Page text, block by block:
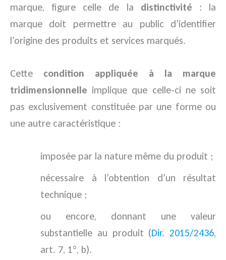
marque, figure celle de la distinctivité : la
marque doit permettre au public d’identifier
l’origine des produits et services marqués.
Cette condition appliquée à la marque
tridimensionnelle implique que celle-ci ne soit
pas exclusivement constituée par une forme ou
une autre caractéristique :
imposée par la nature même du produit ;
nécessaire à l’obtention d’un résultat
technique ;
ou encore, donnant une valeur
substantielle au produit (Dir. 2015/2436,
art. 7, 1°, b).